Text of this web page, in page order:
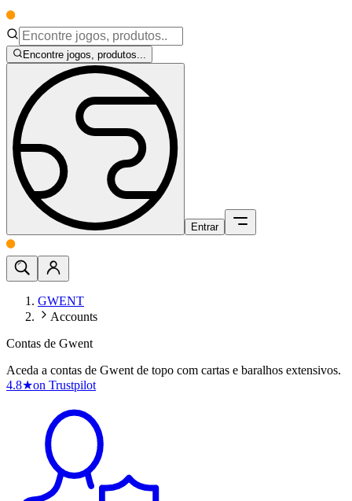
Encontre jogos, produtos...
Entrar
GWENT
Accounts
Contas de Gwent
Aceda a contas de Gwent de topo com cartas e baralhos extensivos.
4.8★on Trustpilot